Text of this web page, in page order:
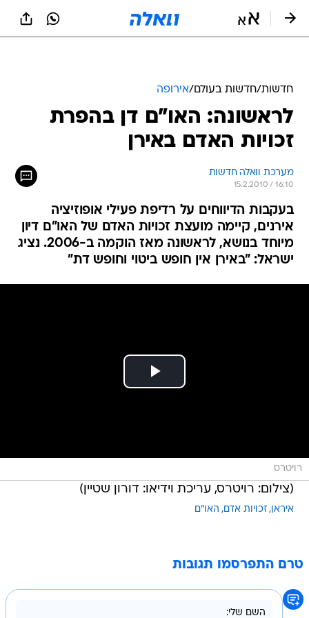
חדשות/חדשות בעולם/אירופה
לראשונה: האו"ם דן בהפרת
זכויות האדם באירן
מערכת וואלה חדשות
15.2.2010 / 16:10
בעקבות הדיווחים על רדיפת פעילי אופוזיציה
אירנים, קיימה מועצת זכויות האדם של האו"ם דיון
מיוחד בנושא, לראשונה מאז הוקמה ב-2006. נציג
ישראל: "באירן אין חופש ביטוי וחופש דת"
רויטרס
(צילום: רויטרס, עריכת וידיאו: דורון שטיין)
איראן זכויות אדם האו"ם
טרם התפרסמו תגובות